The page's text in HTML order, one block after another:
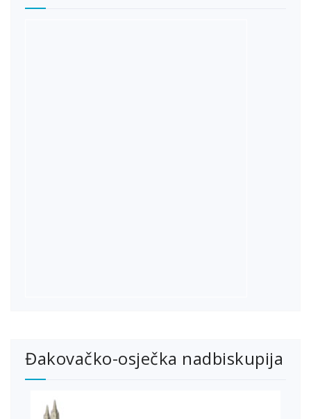
Đakovačko-osječka nadbiskupija